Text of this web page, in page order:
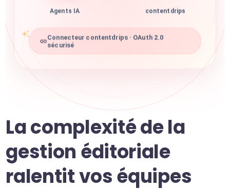
Agents IA contentdrips
Connecteur contentdrips · OAuth 2.0
sécurisé
La complexité de la
gestion éditoriale
ralentit vos équipes